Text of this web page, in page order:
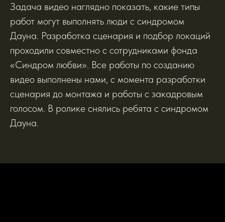
Задача видео наглядно показать, какие типы
работ могут выполнять люди с синдромом
Дауна. Разработка сценария и подбор локаций
проходили совместно с сотрудниками фонда
«Синдром любви». Все работы по созданию
видео выполнены нами, с момента разработки
сценария до монтажа и работы с закадровым
голосом. В ролике снялись ребята с синдромом
Дауна.